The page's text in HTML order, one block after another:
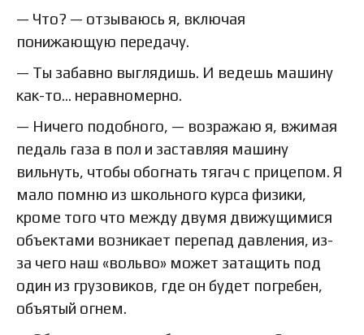
— Что? — отзываюсь я, включая
понижающую передачу.
— Ты забавно выглядишь. И ведешь машину
как-то… неравномерно.
— Ничего подобного, — возражаю я, вжимая
педаль газа в пол и заставляя машину
вильнуть, чтобы обогнать тягач с прицепом. Я
мало помню из школьного курса физики,
кроме того что между двумя движущимися
объектами возникает перепад давления, из-
за чего наш «вольво» может затащить под
один из грузовиков, где он будет погребен,
объятый огнем.